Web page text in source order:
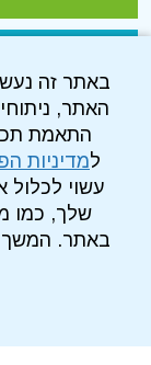
באתר זה
האתר,
התאמת
למדיניות
עשוי לכלול
שלך, כמו
באתר. המשך